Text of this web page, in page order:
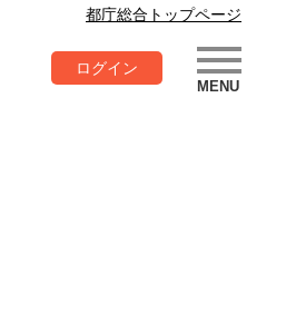
都庁総合トップページ
ログイン